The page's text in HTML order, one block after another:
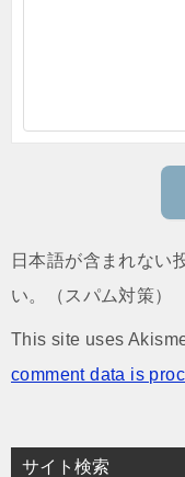
日本語が含まれない
い。（スパム対策）
This site uses
comment data is
サイト検索